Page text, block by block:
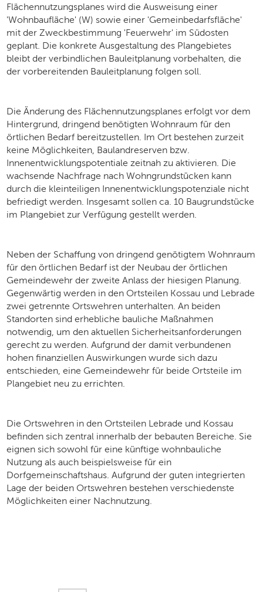
Flächennutzungsplanes wird die Ausweisung einer
'Wohnbaufläche' (W) sowie einer 'Gemeinbedarfsfläche'
mit der Zweckbestimmung 'Feuerwehr' im Südosten
geplant. Die konkrete Ausgestaltung des Plangebietes
bleibt der verbindlichen Bauleitplanung vorbehalten, die
der vorbereitenden Bauleitplanung folgen soll.
Die Änderung des Flächennutzungsplanes erfolgt vor dem
Hintergrund, dringend benötigten Wohnraum für den
örtlichen Bedarf bereitzustellen. Im Ort bestehen zurzeit
keine Möglichkeiten, Baulandreserven bzw.
Innenentwicklungspotentiale zeitnah zu aktivieren. Die
wachsende Nachfrage nach Wohngrundstücken kann
durch die kleinteiligen Innenentwicklungspotenziale nicht
befriedigt werden. Insgesamt sollen ca. 10 Baugrundstücke
im Plangebiet zur Verfügung gestellt werden.
Neben der Schaffung von dringend genötigtem Wohnraum
für den örtlichen Bedarf ist der Neubau der örtlichen
Gemeindewehr der zweite Anlass der hiesigen Planung.
Gegenwärtig werden in den Ortsteilen Kossau und Lebrade
zwei getrennte Ortswehren unterhalten. An beiden
Standorten sind erhebliche bauliche Maßnahmen
notwendig, um den aktuellen Sicherheitsanforderungen
gerecht zu werden. Aufgrund der damit verbundenen
hohen finanziellen Auswirkungen wurde sich dazu
entschieden, eine Gemeindewehr für beide Ortsteile im
Plangebiet neu zu errichten.
Die Ortswehren in den Ortsteilen Lebrade und Kossau
befinden sich zentral innerhalb der bebauten Bereiche. Sie
eignen sich sowohl für eine künftige wohnbauliche
Nutzung als auch beispielsweise für ein
Dorfgemeinschaftshaus. Aufgrund der guten integrierten
Lage der beiden Ortswehren bestehen verschiedenste
Möglichkeiten einer Nachnutzung.